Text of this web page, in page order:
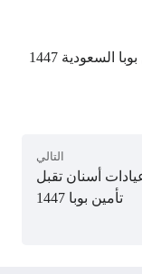
1447
التالي
أسنان تقبل
تأمين بوبا 1447